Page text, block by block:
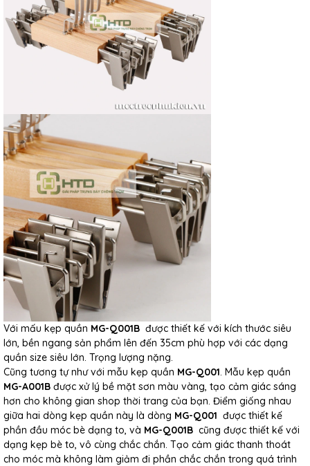
Với mấu kẹp quần MG-Q001B được thiết kế với kích thước siêu
lớn, bền ngang sản phẩm lên đến 35cm phù hợp với các dạng
quần size siêu lớn. Trọng lượng nặng.
Cũng tương tự như với mẫu kẹp quần MG-Q001. Mẫu kẹp quần
MG-A001B được xử lý bề mặt sơn màu vàng, tạo cảm giác sáng
hơn cho không gian shop thời trang của bạn. Điểm giống nhau
giữa hai dòng kẹp quần này là dòng MG-Q001 được thiết kế
phần đầu móc bè dạng to, và MG-Q001B cũng được thiết kế với
dạng kẹp bè to, vô cùng chắc chắn. Tạo cảm giác thanh thoát
cho móc mà không làm giảm đi phần chắc chắn trong quá trình